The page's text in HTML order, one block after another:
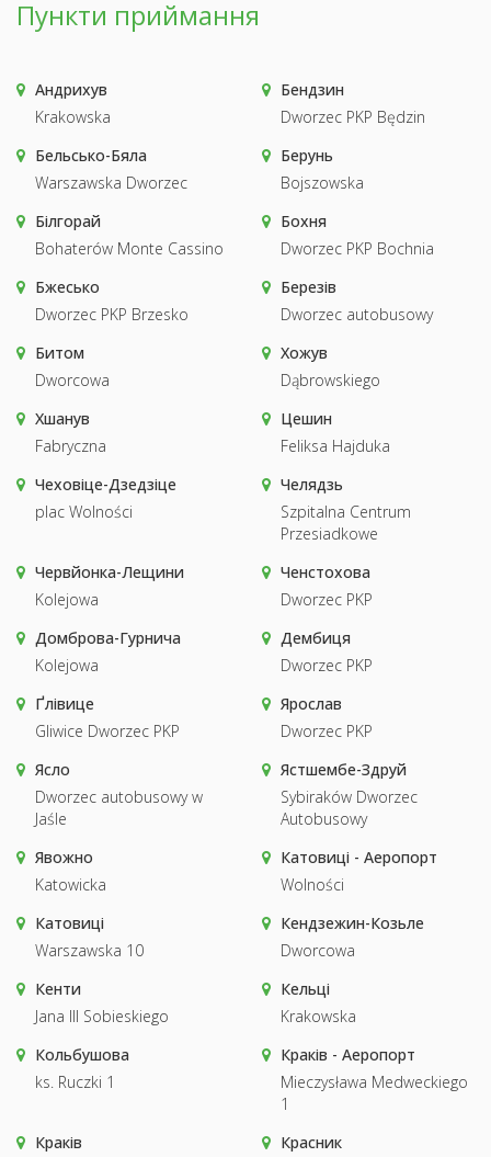
Пункти приймання
Андрихув
Krakowska
Бендзин
Dworzec PKP Będzin
Бельсько-Бяла
Warszawska Dworzec
Берунь
Bojszowska
Білгорай
Bohaterów Monte Cassino
Бохня
Dworzec PKP Bochnia
Бжесько
Dworzec PKP Brzesko
Березів
Dworzec autobusowy
Битом
Dworcowa
Хожув
Dąbrowskiego
Хшанув
Fabryczna
Цешин
Feliksa Hajduka
Чеховіце-Дзедзіце
plac Wolności
Челядзь
Szpitalna Centrum
Przesiadkowe
Червйонка-Лещини
Kolejowa
Ченстохова
Dworzec PKP
Домброва-Гурнича
Kolejowa
Дембиця
Dworzec PKP
Ґлівице
Gliwice Dworzec PKP
Ярослав
Dworzec PKP
Ясло
Dworzec autobusowy w
Jaśle
Ястшембе-Здруй
Sybiraków Dworzec
Autobusowy
Явожно
Katowicka
Катовиці - Аеропорт
Wolności
Катовиці
Warszawska 10
Кендзежин-Козьле
Dworcowa
Кенти
Jana III Sobieskiego
Кельці
Krakowska
Кольбушова
ks. Ruczki 1
Краків - Аеропорт
Mieczysława Medweckiego
1
Краків
Красник